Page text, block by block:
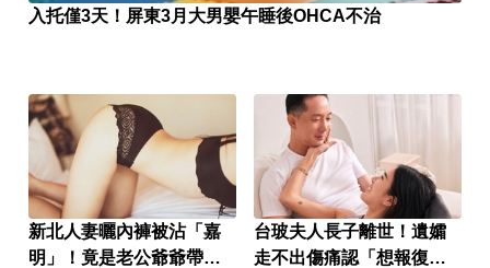
入托僅3天！屏東3月大男嬰午睡後OHCA不治
新北人妻曬內褲被沾「嘉
明」！竟是老公爺爺帶回
台玻夫人長子離世！遺孀
走不出傷痛認「想報復」